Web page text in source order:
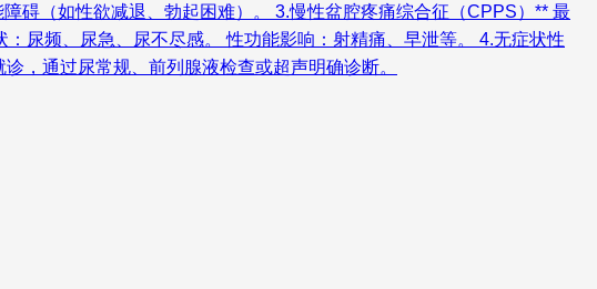
碍（如性欲减退、勃起困难）。 3.慢性盆腔疼痛综合征（CPPS）** 最
尿频、尿急、尿不尽感。 性功能影响：射精痛、早泄等。 4.无症状性
，通过尿常规、前列腺液检查或超声明确诊断。